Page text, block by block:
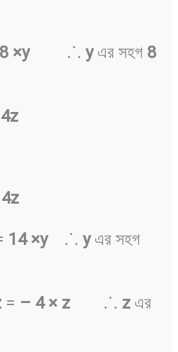
8 ×y⸫ yএর সহগ 8
4z
4z
14 ×y⸫ yএর সহগ
= – 4 × z⸫ zএর